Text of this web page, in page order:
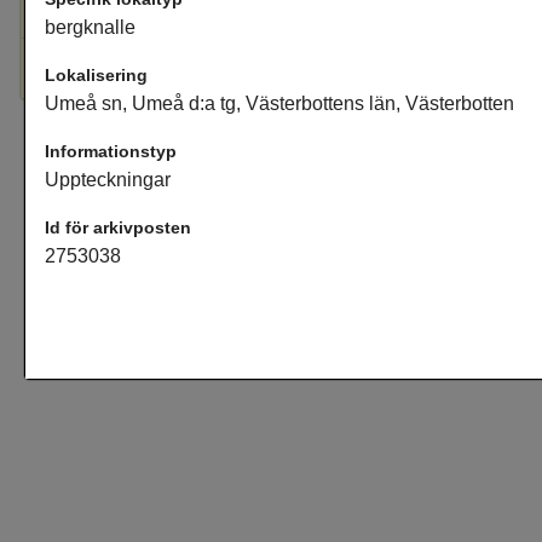
Kammarberget, höjd, Belägg
Kammarberget, bergknalle, Uppteckningar
bergknalle
Lokalisering
Umeå sn, Umeå d:a tg, Västerbottens län, Västerbotten
Informationstyp
Uppteckningar
Id för arkivposten
2753038